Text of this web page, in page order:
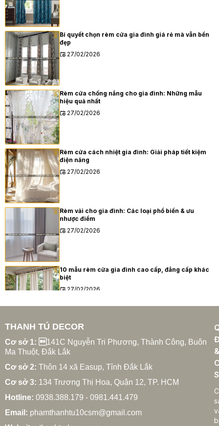
Bí quyết chọn rèm cửa gia đình giá rẻ mà vẫn bền
đẹp
27/02/2026
Rèm cửa chống nắng cho gia đình: Những mẫu
hiệu quả nhất
27/02/2026
Rèm cửa cách nhiệt gia đình: Giải pháp tiết kiệm
điện năng
27/02/2026
Rèm vải cho gia đình: Các loại phổ biến & ưu
nhược điểm
27/02/2026
10 mẫu rèm cửa gia đình cao cấp, đẳng cấp khác
biệt
27/02/2026
Xu hướng rèm cửa gia đình hiện đại năm 2025
27/02/2026
Cách chọn rèm cửa gia đình hợp phong thủy
27/02/2026
THANH TÚ DECOR
Cơ sở 1: 141C Nguyễn Tri Phương, Thành Công, Buôn
Ma Thuột, Đắk Lắk
Cơ sở 2: Thôn 14 xã Easup, Tỉnh Đắk Lắk
Cơ sở 3: 134 Trương Thị Hoa, Quận 12, TP. HCM
Hotline: 0938.388.179 - 0981.441.479
Email: phamthanhtu10csm@gmail.com
&